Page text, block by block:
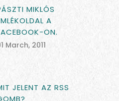
MIKLÓS
A
ON.
March, 2011
JELENT AZ RSS